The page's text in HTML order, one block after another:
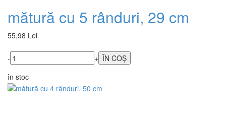
mătură cu 5 rânduri, 29 cm
55,98 Lei
-
+
în stoc